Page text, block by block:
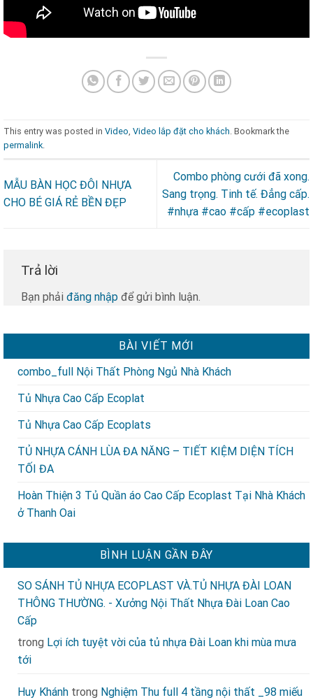
This entry was posted in Video Video lắp đặt cho khách . Bookmark the
permalink
MẪU BÀN HỌC ĐÔI NHỰA
CHO BÉ GIÁ RẺ BỀN ĐẸP
Combo phòng cưới đã xong.
Sang trọng. Tinh tế. Đẳng cấp.
#nhựa #cao #cấp #ecoplast
Trả lời
Bạn phải đăng nhập để gửi bình luận.
BÀI VIẾT MỚI
combo_full Nội Thất Phòng Ngủ Nhà Khách
Tủ Nhựa Cao Cấp Ecoplat
Tủ Nhựa Cao Cấp Ecoplats
TỦ NHỰA CÁNH LÙA ĐA NĂNG – TIẾT KIỆM DIỆN TÍCH
TỐI ĐA
Hoàn Thiện 3 Tủ Quần áo Cao Cấp Ecoplast Tại Nhà Khách
ở Thanh Oai
BÌNH LUẬN GẦN ĐÂY
SO SÁNH TỦ NHỰA ECOPLAST VÀ.TỦ NHỰA ĐÀI LOAN
THÔNG THƯỜNG. - Xưởng Nội Thất Nhựa Đài Loan Cao
Cấp
trong Lợi ích tuyệt vời của tủ nhựa Đài Loan khi mùa mưa
tới
Huy Khánh trong Nghiệm Thu full 4 tầng nội thất _98 miếu